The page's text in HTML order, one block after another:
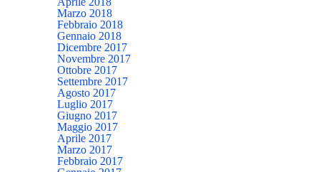
Marzo 2018
Febbraio 2018
Gennaio 2018
Dicembre 2017
Novembre 2017
Ottobre 2017
Settembre 2017
Agosto 2017
Luglio 2017
Giugno 2017
Maggio 2017
Aprile 2017
Marzo 2017
Febbraio 2017